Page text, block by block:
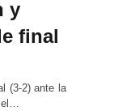
y
final
(3-2) ante la